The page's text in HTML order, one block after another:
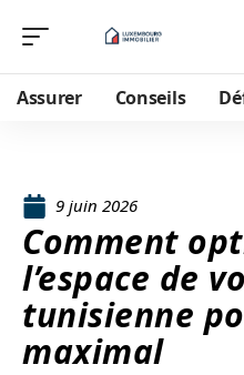
Assurer Conseils
9 juin 2026
Comment
l’espace de
tunisienne
maximal